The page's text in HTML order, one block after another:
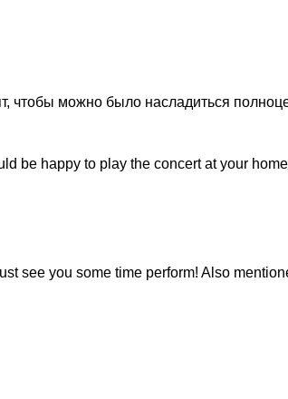
чтобы можно было насладиться
be happy to play the concert at your
see you some time perform! Also